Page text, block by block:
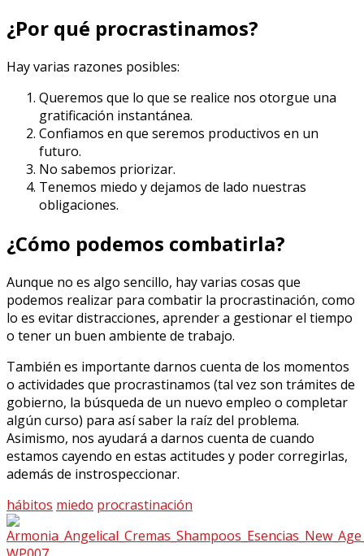
¿Por qué procrastinamos?
Hay varias razones posibles:
Queremos que lo que se realice nos otorgue una
gratificación instantánea.
Confiamos en que seremos productivos en un
futuro.
No sabemos priorizar.
Tenemos miedo y dejamos de lado nuestras
obligaciones.
¿Cómo podemos combatirla?
Aunque no es algo sencillo, hay varias cosas que
podemos realizar para combatir la procrastinación, como
lo es evitar distracciones, aprender a gestionar el tiempo
o tener un buen ambiente de trabajo.
También es importante darnos cuenta de los momentos
o actividades que procrastinamos (tal vez son trámites de
gobierno, la búsqueda de un nuevo empleo o completar
algún curso) para así saber la raíz del problema.
Asimismo, nos ayudará a darnos cuenta de cuando
estamos cayendo en estas actitudes y poder corregirlas,
además de instrospeccionar.
hábitos miedo procrastinación